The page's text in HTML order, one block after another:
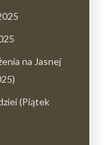
na Jasnej
(Piątek